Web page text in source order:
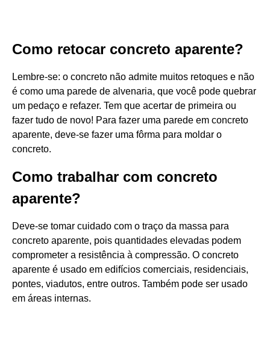
Como retocar concreto aparente?
Lembre-se: o concreto não admite muitos retoques e não
é como uma parede de alvenaria, que você pode quebrar
um pedaço e refazer. Tem que acertar de primeira ou
fazer tudo de novo! Para fazer uma parede em concreto
aparente, deve-se fazer uma fôrma para moldar o
concreto.
Como trabalhar com concreto
aparente?
Deve-se tomar cuidado com o traço da massa para
concreto aparente, pois quantidades elevadas podem
comprometer a resistência à compressão. O concreto
aparente é usado em edifícios comerciais, residenciais,
pontes, viadutos, entre outros. Também pode ser usado
em áreas internas.